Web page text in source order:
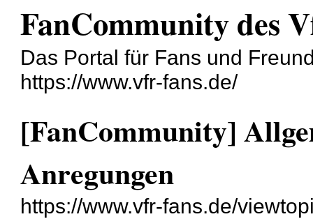
FanCommunity des
Das Portal für Fans und
https://www.vfr-fans.de/
[FanCommunity]
Anregungen
https://www.vfr-fans.de/